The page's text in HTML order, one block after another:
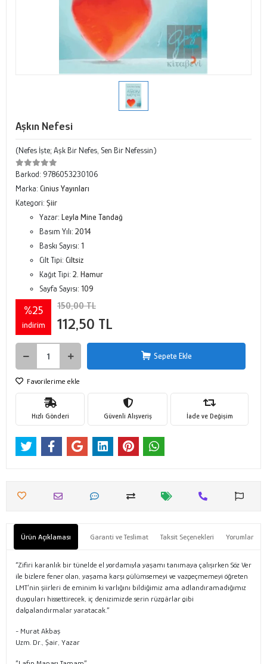
Aşkın Nefesi
(Nefes İşte; Aşk Bir Nefes, Sen Bir Nefessin)
Barkod: 9786053230106
Marka: Cinius Yayınları
Kategori: Şiir
Yazar: Leyla Mine Tandağ
Basım Yılı: 2014
Baskı Sayısı: 1
Cilt Tipi: Ciltsiz
Kağıt Tipi: 2. Hamur
Sayfa Sayısı: 109
%25
indirim
150,00 TL
112,50 TL
Sepete Ekle
Favorilerime ekle
Hızlı Gönderi Güvenli Alışveriş İade ve Değişim
Ürün Açıklaması Garanti ve Teslimat Taksit Seçenekleri Yorumlar
“Zifiri karanlık bir tünelde el yordamıyla yaşamı tanımaya çalışırken Söz Ver
ile bizlere fener olan, yaşama karşı gülümsemeyi ve vazgeçmemeyi öğreten
LMT’nin şiirleri de eminim ki varlığını bildiğimiz ama adlandıramadığımız
duyguları hissettirecek, iç denizimizde serin rüzgârlar gibi
dalgalandırmalar yaratacak.”
- Murat Akbaş
Uzm. Dr., Şair, Yazar